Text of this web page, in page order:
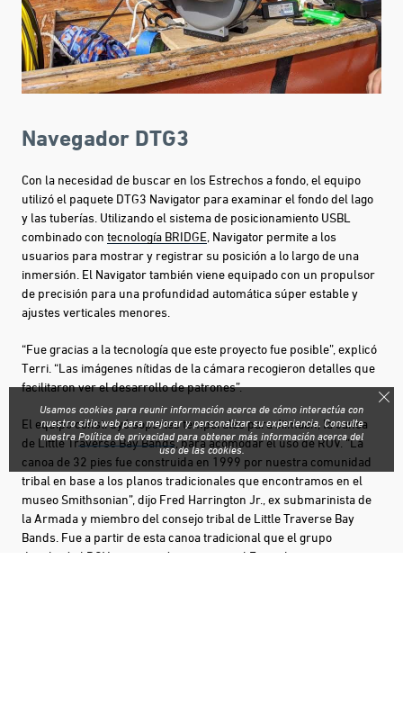
Navegador DTG3
Con la necesidad de buscar en los Estrechos a fondo, el equipo
utilizó el paquete DTG3 Navigator para examinar el fondo del lago
y las tuberías. Utilizando el sistema de posicionamiento USBL
combinado con tecnología BRIDGE , Navigator permite a los
usuarios para mostrar y registrar su posición a lo largo de una
inmersión. El Navigator también viene equipado con un propulsor
de precisión para una profundidad automática súper estable y
ajustes verticales menores.
“Fue gracias a la tecnología que este proyecto fue posible”, explicó
Terri. “Las imágenes nítidas de la cámara recogieron detalles que
facilitaron ver el desarrollo de patrones”.
El equipo construyó soportes temporales para Jiimaan, la canoa
de Little Traverse Bay Bands, para acomodar el uso de ROV. “La
canoa de 32 pies fue construida en 1999 por nuestra comunidad
tribal en base a los planos tradicionales que encontramos en el
museo Smithsonian”, dijo Fred Harrington Jr., ex submarinista de
la Armada y miembro del consejo tribal de Little Traverse Bay
Bands. Fue a partir de esta canoa tradicional que el grupo
desplegó el ROV y comenzó a examinar el Estrecho.
Usamos cookies para reunir información acerca de cómo interactúa con
nuestro sitio web para mejorar y personalizar su experiencia. Consulte
nuestra Política de privacidadpara obtener más información acerca del
uso de las cookies.